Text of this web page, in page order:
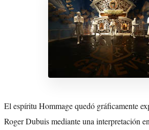
El espíritu Hommage quedó gráficamente
Roger Dubuis mediante una interpretación